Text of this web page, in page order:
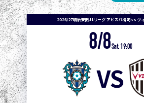
2026/27明治安田J1リーグ アビスパ福岡 vs ヴ
8/8Sat. 19:00
VS